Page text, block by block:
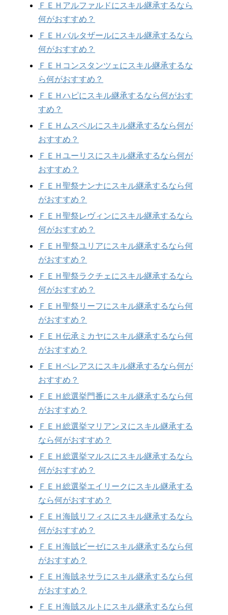
ＦＥＨアルファルドにスキル継承するなら
何がおすすめ？
ＦＥＨバルタザールにスキル継承するなら
何がおすすめ？
ＦＥＨコンスタンツェにスキル継承するな
ら何がおすすめ？
ＦＥＨハピにスキル継承するなら何がおす
すめ？
ＦＥＨムスペルにスキル継承するなら何が
おすすめ？
ＦＥＨユーリスにスキル継承するなら何が
おすすめ？
ＦＥＨ聖祭ナンナにスキル継承するなら何
がおすすめ？
ＦＥＨ聖祭レヴィンにスキル継承するなら
何がおすすめ？
ＦＥＨ聖祭ユリアにスキル継承するなら何
がおすすめ？
ＦＥＨ聖祭ラクチェにスキル継承するなら
何がおすすめ？
ＦＥＨ聖祭リーフにスキル継承するなら何
がおすすめ？
ＦＥＨ伝承ミカヤにスキル継承するなら何
がおすすめ？
ＦＥＨペレアスにスキル継承するなら何が
おすすめ？
ＦＥＨ総選挙門番にスキル継承するなら何
がおすすめ？
ＦＥＨ総選挙マリアンヌにスキル継承する
なら何がおすすめ？
ＦＥＨ総選挙マルスにスキル継承するなら
何がおすすめ？
ＦＥＨ総選挙エイリークにスキル継承する
なら何がおすすめ？
ＦＥＨ海賊リフィスにスキル継承するなら
何がおすすめ？
ＦＥＨ海賊ビーゼにスキル継承するなら何
がおすすめ？
ＦＥＨ海賊ネサラにスキル継承するなら何
がおすすめ？
ＦＥＨ海賊スルトにスキル継承するなら何